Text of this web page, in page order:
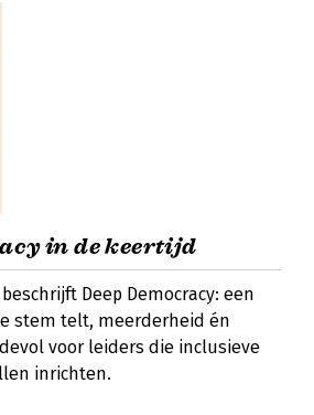
in de keertijd
Deep Democracy: een
stem telt, meerderheid én
voor leiders die inclusieve
inrichten.